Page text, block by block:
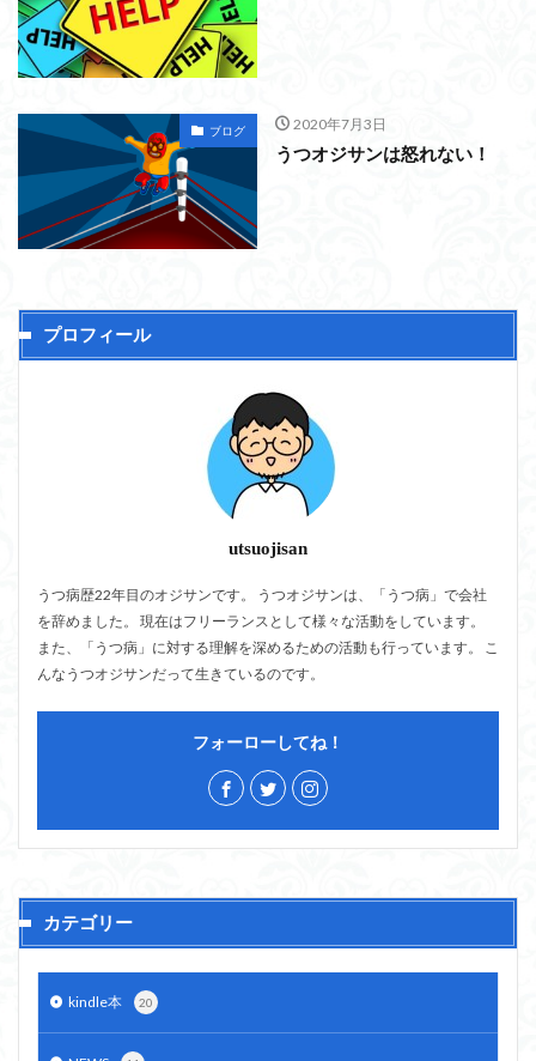
ブログ 2020年7月3日
うつオジサンは怒れない！
プロフィール
utsuojisan
うつ病歴22年目のオジサンです。 うつオジサンは、「うつ病」で会社
を辞めました。 現在はフリーランスとして様々な活動をしています。
また、「うつ病」に対する理解を深めるための活動も行っています。 こ
んなうつオジサンだって生きているのです。
フォーローしてね！
カテゴリー
kindle本 20